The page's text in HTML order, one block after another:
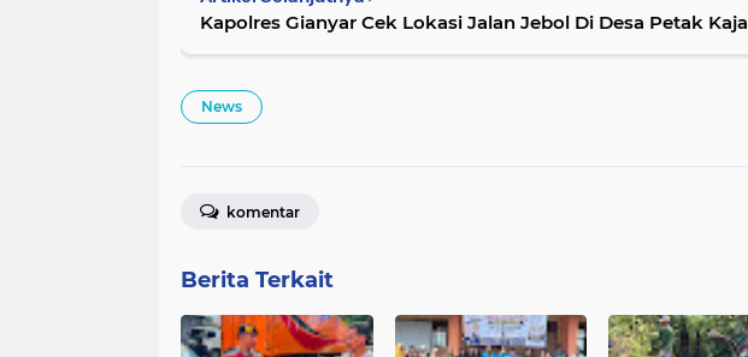
Kapolres Gianyar Cek Lokasi Jalan Jebol Di Desa Petak Kaja
News
komentar
Berita Terkait